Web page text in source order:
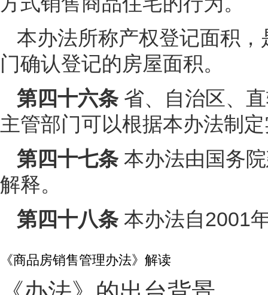
本办法所称产权登记面积
门确认登记的房屋面积。
第四十六条 省、自治区、
主管部门可以根据本办法制
第四十七条 本办法由国务
解释。
第四十八条 本办法自2001
《商品房销售管理办法》解读